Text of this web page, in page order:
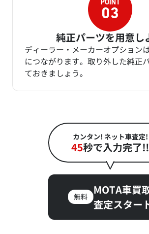
純正パーツを用意し
ディーラー・メーカーオプション
につながります。取り外した純正
ておきましょう。
カンタン! ネット車査定!
45秒で入力完了!!
無料
MOTA車買
査定スター